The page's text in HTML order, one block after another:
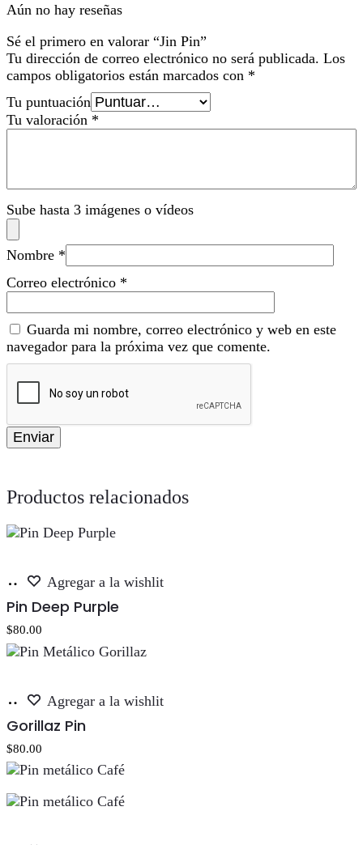
Aún no hay reseñas
Sé el primero en valorar “Jin Pin”
Tu dirección de correo electrónico no será publicada. Los
campos obligatorios están marcados con *
Tu puntuación
Tu valoración *
Sube hasta 3 imágenes o vídeos
Nombre *
Correo electrónico *
Guarda mi nombre, correo electrónico y web en este
navegador para la próxima vez que comente.
Productos relacionados
Añadir
carrito
Agregar a la wishlit
Pin Deep Purple
$80.00
Añadir
carrito
Agregar a la wishlit
Gorillaz Pin
$80.00